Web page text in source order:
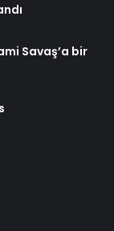
Savaş’a bir